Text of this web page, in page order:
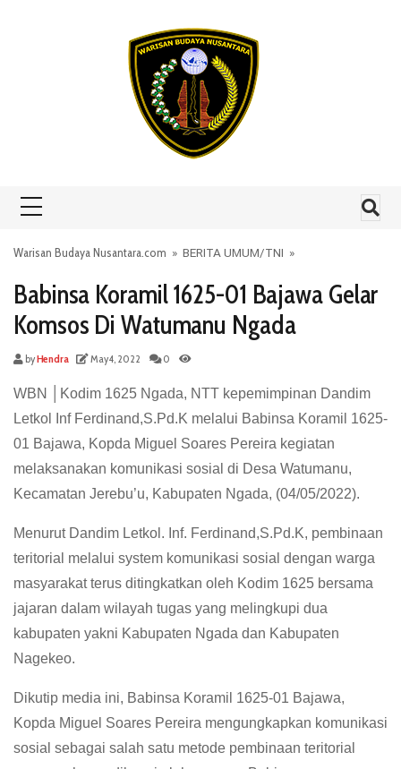
Warisan Budaya Nusantara.com » BERITA UMUM/TNI »
Babinsa Koramil 1625-01 Bajawa Gelar
Komsos Di Watumanu Ngada
byHendra May 4, 2022 0
WBN │Kodim 1625 Ngada, NTT kepemimpinan Dandim
Letkol Inf Ferdinand,S.Pd.K melalui Babinsa Koramil 1625-
01 Bajawa, Kopda Miguel Soares Pereira kegiatan
melaksanakan komunikasi sosial di Desa Watumanu,
Kecamatan Jerebu’u, Kabupaten Ngada, (04/05/2022).
Menurut Dandim Letkol. Inf. Ferdinand,S.Pd.K, pembinaan
teritorial melalui system komunikasi sosial dengan warga
masyarakat terus ditingkatkan oleh Kodim 1625 bersama
jajaran dalam wilayah tugas yang melingkupi dua
kabupaten yakni Kabupaten Ngada dan Kabupaten
Nagekeo.
Dikutip media ini, Babinsa Koramil 1625-01 Bajawa,
Kopda Miguel Soares Pereira mengungkapkan komunikasi
sosial sebagai salah satu metode pembinaan teritorial